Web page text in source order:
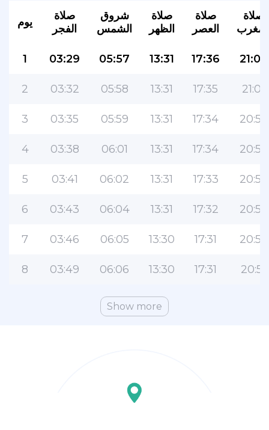
يوم
صلاة
الفجر
شروق
الشمس
صلاة
الظهر
صلاة
العصر
صلاة
1 03:29 05:57 13:31 17:36 21:02
2 03:32 05:58 13:31 17:35 21:01
3 03:35 05:59 13:31 17:34 20:59
4 03:38 06:01 13:31 17:34 20:58
5 03:41 06:02 13:31 17:33 20:56
6 03:43 06:04 13:31 17:32 20:55
7 03:46 06:05 13:30 17:31 20:53
8 03:49 06:06 13:30 17:31 20:51
Show more
التطبيق الإسلامي الشهير لنمط الحياة ، مع ميزات